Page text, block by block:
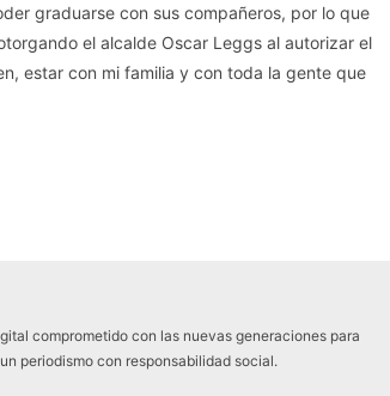
graduarse con sus compañeros, por lo que
el alcalde Oscar Leggs al autorizar el
estar con mi familia y con toda la gente que
comprometido con las nuevas generaciones para
periodismo con responsabilidad social.